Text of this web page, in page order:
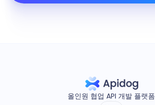
올인원 협업 API 개발 플랫폼